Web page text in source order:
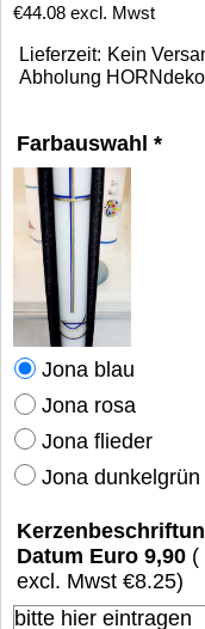
€44.08 excl. Mwst
Lieferzeit: Kein
Abholung HORNdeko
Farbauswahl *
Jona blau
Jona rosa
Jona flieder
Jona dunkelgrün
Datum Euro 9,90 (
excl. Mwst €8.25)